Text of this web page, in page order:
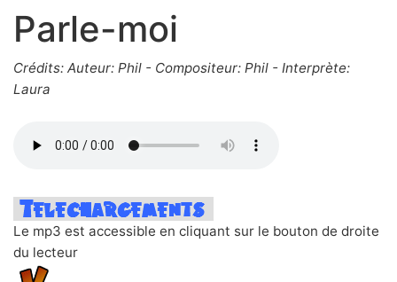
Parle-moi
Crédits: Auteur: Phil - Compositeur: Phil - Interprète:
Laura
Le mp3 est accessible en cliquant sur le bouton de droite
du lecteur